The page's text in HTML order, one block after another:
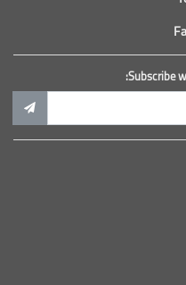
Subscribe